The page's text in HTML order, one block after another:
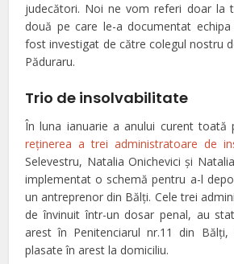
judecători. Noi ne vom referi doar la
două pe care le-a documentat
fost investigat de către colegul nostru
Păduraru.
Trio de insolvabilitate
În luna ianuarie a anului curent toată
reţinerea a trei administratoare de
Selevestru, Natalia Onichevici şi
implementat o schemă pentru a-l
un antreprenor din Bălţi. Cele trei
de învinuit într-un dosar penal, au
arest în Penitenciarul nr.11 din
plasate în arest la domiciliu.